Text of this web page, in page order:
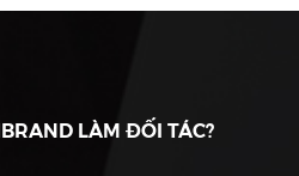
LÀM ĐỐI TÁC?